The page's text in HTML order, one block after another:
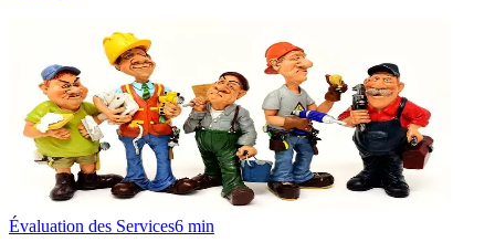
Évaluation des Services6 min